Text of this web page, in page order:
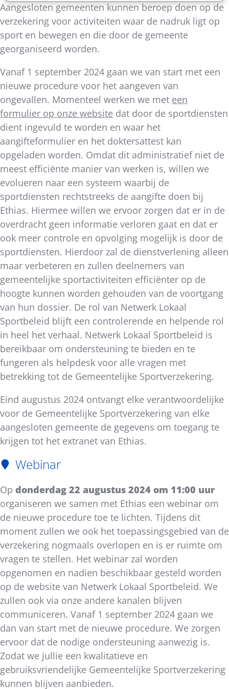
Aangesloten gemeenten kunnen beroep doen op de
verzekering voor activiteiten waar de nadruk ligt op
sport en bewegen en die door de gemeente
georganiseerd worden.
Vanaf 1 september 2024 gaan we van start met een
nieuwe procedure voor het aangeven van
ongevallen. Momenteel werken we met een
formulier op onze website dat door de sportdiensten
dient ingevuld te worden en waar het
aangifteformulier en het doktersattest kan
opgeladen worden. Omdat dit administratief niet de
meest efficiënte manier van werken is, willen we
evolueren naar een systeem waarbij de
sportdiensten rechtstreeks de aangifte doen bij
Ethias. Hiermee willen we ervoor zorgen dat er in de
overdracht geen informatie verloren gaat en dat er
ook meer controle en opvolging mogelijk is door de
sportdiensten. Hierdoor zal de dienstverlening alleen
maar verbeteren en zullen deelnemers van
gemeentelijke sportactiviteiten efficiënter op de
hoogte kunnen worden gehouden van de voortgang
van hun dossier. De rol van Netwerk Lokaal
Sportbeleid blijft een controlerende en helpende rol
in heel het verhaal. Netwerk Lokaal Sportbeleid is
bereikbaar om ondersteuning te bieden en te
fungeren als helpdesk voor alle vragen met
betrekking tot de Gemeentelijke Sportverzekering.
Eind augustus 2024 ontvangt elke verantwoordelijke
voor de Gemeentelijke Sportverzekering van elke
aangesloten gemeente de gegevens om toegang te
krijgen tot het extranet van Ethias.
Webinar
Op donderdag 22 augustus 2024 om 11:00 uur
organiseren we samen met Ethias een webinar om
de nieuwe procedure toe te lichten. Tijdens dit
moment zullen we ook het toepassingsgebied van de
verzekering nogmaals overlopen en is er ruimte om
vragen te stellen. Het webinar zal worden
opgenomen en nadien beschikbaar gesteld worden
op de website van Netwerk Lokaal Sportbeleid. We
zullen ook via onze andere kanalen blijven
communiceren. Vanaf 1 september 2024 gaan we
dan van start met de nieuwe procedure. We zorgen
ervoor dat de nodige ondersteuning aanwezig is.
Zodat we jullie een kwalitatieve en
gebruiksvriendelijke Gemeentelijke Sportverzekering
kunnen blijven aanbieden.